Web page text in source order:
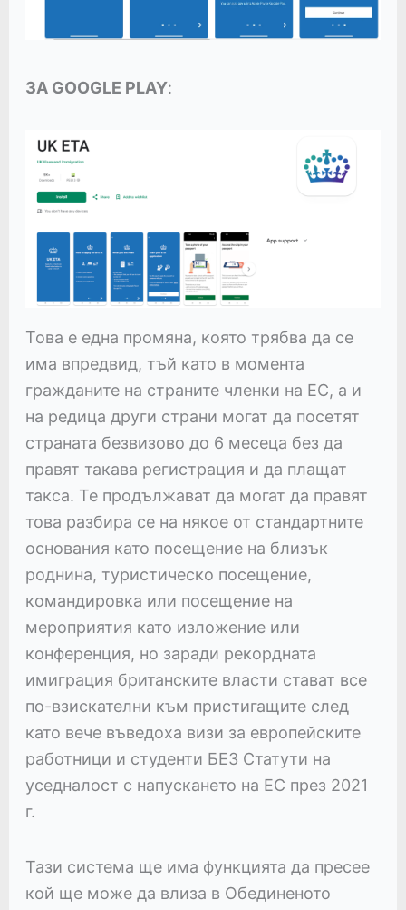
ЗА GOOGLE PLAY:
Това е една промяна, която трябва да се
има впредвид, тъй като в момента
гражданите на страните членки на ЕС, а и
на редица други страни могат да посетят
страната безвизово до 6 месеца без да
правят такава регистрация и да плащат
такса. Те продължават да могат да правят
това разбира се на някое от стандартните
основания като посещение на близък
роднина, туристическо посещение,
командировка или посещение на
мероприятия като изложение или
конференция, но заради рекордната
имиграция британските власти стават все
по-взискателни към пристигащите след
като вече въведоха визи за европейските
работници и студенти БЕЗ Статути на
уседналост с напускането на ЕС през 2021
г.
Тази система ще има функцията да пресее
кой ще може да влиза в Обединеното